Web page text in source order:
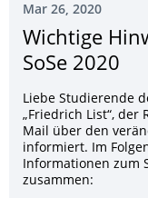
Mar 26, 2020
Wichtige
SoSe 2020
Liebe Studierende
„Friedrich List“, der
Mail über den
informiert. Im
Informationen zum
zusammen: